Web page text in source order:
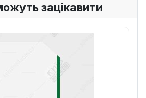
зацікавити